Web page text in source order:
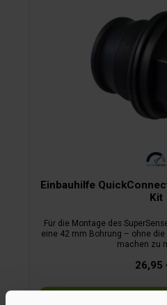
Einbauhilfe
Kit
Für die Montage des
eine 42 mm Bohrung – ohne
machen zu
26,95